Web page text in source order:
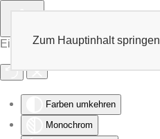
Eingabehilfen öffnen
Farben umkehren
Monochrom
Zum Hauptinhalt springen